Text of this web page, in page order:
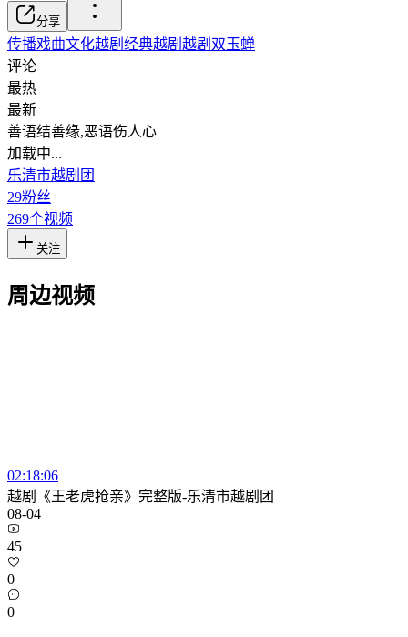
分享
传播戏曲文化越剧 经典越剧 越剧双玉蝉
评论
最热
最新
善语结善缘,恶语伤人心
加载中...
乐清市越剧团
29粉丝
269个视频
关注
周边视频
02:18:06
越剧《王老虎抢亲》完整版-乐清市越剧团
08-04
45
0
0